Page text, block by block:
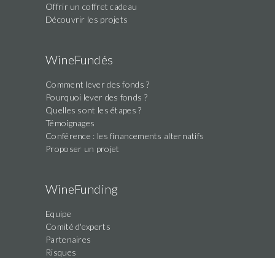
Offrir un coffret cadeau
Découvrir les projets
WineFundés
Comment lever des fonds ?
Pourquoi lever des fonds ?
Quelles sont les étapes ?
Témoignages
Conférence : les financements alternatifs
Proposer un projet
WineFunding
Equipe
Comité d'experts
Partenaires
Risques